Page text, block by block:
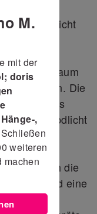
von
Luftraum
einfliegen. Die
durch das
Österreich die
somit wird eine
M.
mit der
doris
,
weiteren
machen